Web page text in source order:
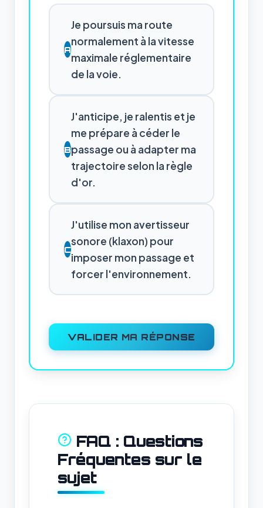
A
Je poursuis ma route
normalement à la vitesse
maximale réglementaire
de la voie.
B
J'anticipe, je ralentis et je
me prépare à céder le
passage ou à adapter ma
trajectoire selon la règle
d'or.
C
J'utilise mon avertisseur
sonore (klaxon) pour
imposer mon passage et
forcer l'environnement.
VALIDER MA RÉPONSE
FAQ : Questions
Fréquentes sur le
sujet